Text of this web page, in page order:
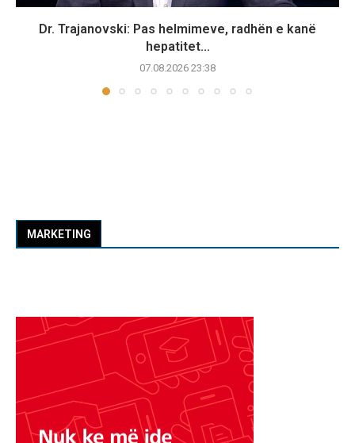
Dr. Trajanovski: Pas helmimeve, radhën e kanë
hepatitet...
07.08.2026 23:38
MARKETING